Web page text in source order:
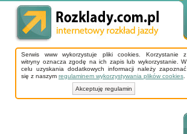
Serwis www wykorzystuje pliki cookies. Korzystanie z
witryny oznacza zgodę na ich zapis lub wykorzystanie. W
celu uzyskania dodatkowych informacji należy zapoznać
się z naszym regulaminem wykorzystywania plików cookies
Akceptuję regulamin